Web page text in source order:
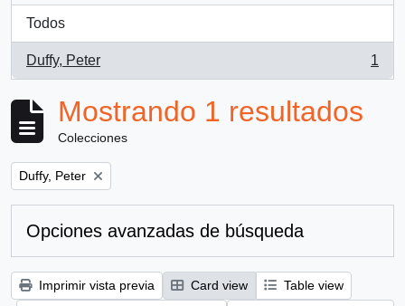
Todos
Duffy, Peter
, 1 resultados
1
Mostrando 1 resultados
Colecciones
Remove filter:
Duffy, Peter
Opciones avanzadas de búsqueda
Imprimir vista previa Card view
Table view